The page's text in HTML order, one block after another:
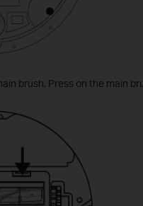
brush. Press on the main